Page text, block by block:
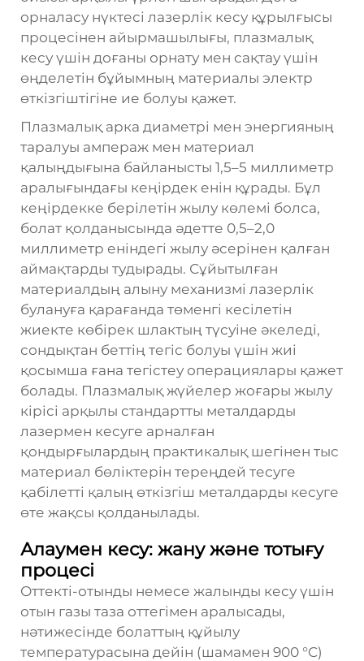
орналасу нүктесі лазерлік кесу құрылғысы
процесінен айырмашылығы, плазмалық
кесу үшін доғаны орнату мен сақтау үшін
өңделетін бұйымның материалы электр
өткізгіштігіне ие болуы қажет.
Плазмалық арка диаметрі мен энергияның
таралуы ампераж мен материал
қалыңдығына байланысты 1,5–5 миллиметр
аралығындағы кеңірдек енін құрады. Бұл
кеңірдекке берілетін жылу көлемі болса,
болат қолданысында әдетте 0,5–2,0
миллиметр еніндегі жылу әсерінен қалған
аймақтарды тудырады. Сұйытылған
материалдың алыну механизмі лазерлік
булануға қарағанда төменгі кесілетін
жиекте көбірек шлактың түсуіне әкеледі,
сондықтан беттің тегіс болуы үшін жиі
қосымша ғана тегістеу операциялары қажет
болады. Плазмалық жүйелер жоғары жылу
кірісі арқылы стандартты металдарды
лазермен кесуге арналған
қондырғылардың практикалық шегінен тыс
материал бөліктерін тереңдей тесуге
қабілетті қалың өткізгіш металдарды кесуге
өте жақсы қолданылады.
Алаумен кесу: жану және тотығу
процесі
Оттекті-отынды немесе жалынды кесу үшін
отын газы таза оттегімен аралысады,
нәтижесінде болаттың құйылу
температурасына дейін (шамамен 900 °C)